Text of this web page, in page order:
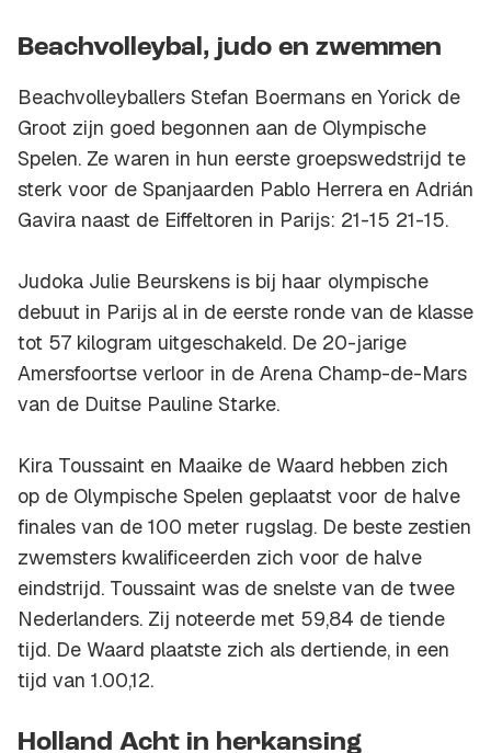
Beachvolleybal, judo en zwemmen
Beachvolleyballers Stefan Boermans en Yorick de
Groot zijn goed begonnen aan de Olympische
Spelen. Ze waren in hun eerste groepswedstrijd te
sterk voor de Spanjaarden Pablo Herrera en Adrián
Gavira naast de Eiffeltoren in Parijs: 21-15 21-15.
Judoka Julie Beurskens is bij haar olympische
debuut in Parijs al in de eerste ronde van de klasse
tot 57 kilogram uitgeschakeld. De 20-jarige
Amersfoortse verloor in de Arena Champ-de-Mars
van de Duitse Pauline Starke.
Kira Toussaint en Maaike de Waard hebben zich
op de Olympische Spelen geplaatst voor de halve
finales van de 100 meter rugslag. De beste zestien
zwemsters kwalificeerden zich voor de halve
eindstrijd. Toussaint was de snelste van de twee
Nederlanders. Zij noteerde met 59,84 de tiende
tijd. De Waard plaatste zich als dertiende, in een
tijd van 1.00,12.
Holland Acht in herkansing